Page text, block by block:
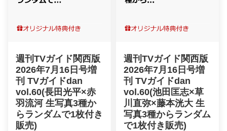
週刊TVガイド関西版
2026年7月16日号増
刊 TVガイドdan
vol.60(長田光平×赤
羽流河 生写真3種か
らランダムで1枚付き
販売)
週刊TVガイド関西版
2026年7月16日号増
刊 TVガイドdan
vol.60(池田匡志×草
川直弥×藤本洸大 生
写真3種からランダム
で1枚付き販売)